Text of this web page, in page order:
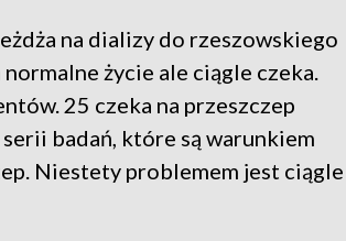
na dializy do rzeszowskiego
życie ale ciągle czeka.
25 czeka na przeszczep
badań, które są warunkiem
Niestety problemem jest ciągle